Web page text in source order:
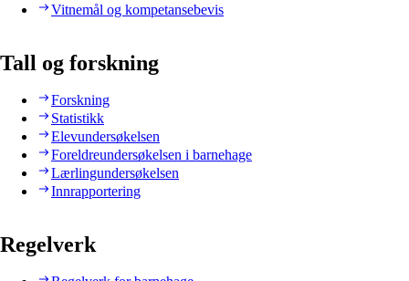
Vitnemål og kompetansebevis
Tall og forskning
Forskning
Statistikk
Elevundersøkelsen
Foreldreundersøkelsen i barnehage
Lærlingundersøkelsen
Innrapportering
Regelverk